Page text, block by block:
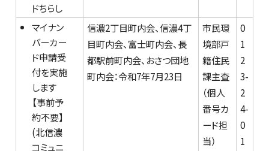
ドちらし
マイナン
バーカー
ド申請受
付を実施
します
【事前予
約不要】
(北信濃
コミュニ
信濃2丁目町内会、信濃4丁
目町内会、富士町内会、長
都駅前町内会、おさつ団地
町内会：令和7年7月23日
市民環
境部戸
籍住民
課主査
（個人
番号カ
ード担
当）
0
1
2
3-
2
4-
0
1